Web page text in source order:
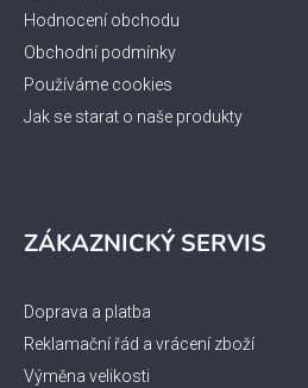
Hodnocení obchodu
Obchodní podmínky
Používáme cookies
Jak se starat o naše produkty
ZÁKAZNICKÝ SERVIS
Doprava a platba
Reklamační řád a vrácení zboží
Výměna velikosti